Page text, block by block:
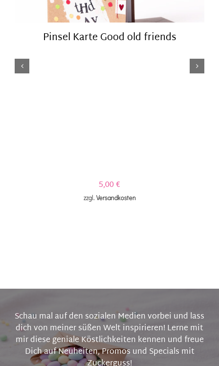
Pinsel Karte Good old friends
5,00€
zzgl. Versandkosten
Schau mal auf den sozialen Medien vorbei und lass
dich von meiner süßen Welt inspirieren! Lerne mit
mir diese geniale Köstlichkeiten kennen und freue
Dich auf Neuheiten, Promos und Specials mit